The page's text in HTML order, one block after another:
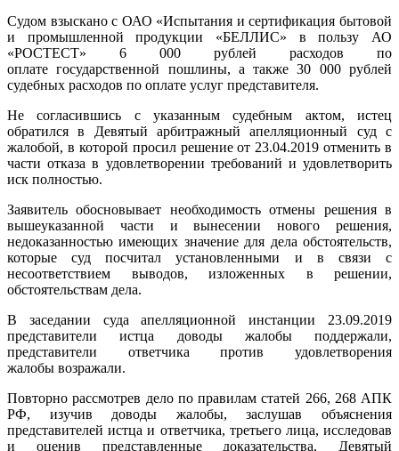
Судом взыскано с ОАО «Испытания и сертификация бытовой
и промышленной продукции «БЕЛЛИС» в пользу АО
«РОСТЕСТ» 6 000 рублей расходов по
оплате государственной пошлины, а также 30 000 рублей
судебных расходов по оплате услуг представителя.
Не согласившись с указанным судебным актом, истец
обратился в Девятый арбитражный апелляционный суд с
жалобой, в которой просил решение от 23.04.2019 отменить в
части отказа в удовлетворении требований и удовлетворить
иск полностью.
Заявитель обосновывает необходимость отмены решения в
вышеуказанной части и вынесении нового решения,
недоказанностью имеющих значение для дела обстоятельств,
которые суд посчитал установленными и в связи с
несоответствием выводов, изложенных в решении,
обстоятельствам дела.
В заседании суда апелляционной инстанции 23.09.2019
представители истца доводы жалобы поддержали,
представители ответчика против удовлетворения
жалобы возражали.
Повторно рассмотрев дело по правилам статей 266, 268 АПК
РФ, изучив доводы жалобы, заслушав объяснения
представителей истца и ответчика, третьего лица, исследовав
и оценив представленные доказательства, Девятый